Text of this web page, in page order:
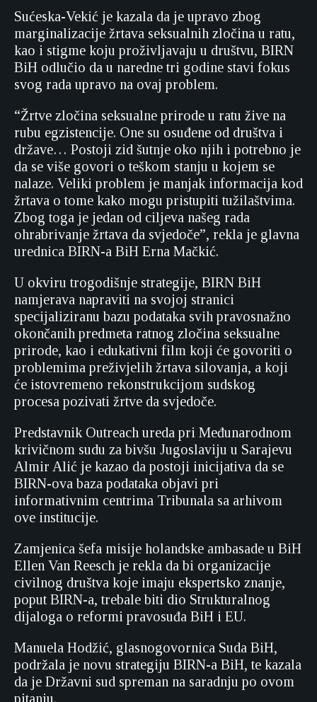
Sućeska-Vekić je kazala da je upravo zbog
marginalizacije žrtava seksualnih zločina u ratu,
kao i stigme koju proživljavaju u društvu, BIRN
BiH odlučio da u naredne tri godine stavi fokus
svog rada upravo na ovaj problem.
“Žrtve zločina seksualne prirode u ratu žive na
rubu egzistencije. One su osuđene od društva i
države… Postoji zid šutnje oko njih i potrebno je
da se više govori o teškom stanju u kojem se
nalaze. Veliki problem je manjak informacija kod
žrtava o tome kako mogu pristupiti tužilaštvima.
Zbog toga je jedan od ciljeva našeg rada
ohrabrivanje žrtava da svjedoče”, rekla je glavna
urednica BIRN-a BiH Erna Mačkić.
U okviru trogodišnje strategije, BIRN BiH
namjerava napraviti na svojoj stranici
specijaliziranu bazu podataka svih pravosnažno
okončanih predmeta ratnog zločina seksualne
prirode, kao i edukativni film koji će govoriti o
problemima preživjelih žrtava silovanja, a koji
će istovremeno rekonstrukcijom sudskog
procesa pozivati žrtve da svjedoče.
Predstavnik Outreach ureda pri Međunarodnom
krivičnom sudu za bivšu Jugoslaviju u Sarajevu
Almir Alić je kazao da postoji inicijativa da se
BIRN-ova baza podataka objavi pri
informativnim centrima Tribunala sa arhivom
ove institucije.
Zamjenica šefa misije holandske ambasade u BiH
Ellen Van Reesch je rekla da bi organizacije
civilnog društva koje imaju ekspertsko znanje,
poput BIRN-a, trebale biti dio Strukturalnog
dijaloga o reformi pravosuđa BiH i EU.
Manuela Hodžić, glasnogovornica Suda BiH,
podržala je novu strategiju BIRN-a BiH, te kazala
da je Državni sud spreman na saradnju po ovom
pitanju.